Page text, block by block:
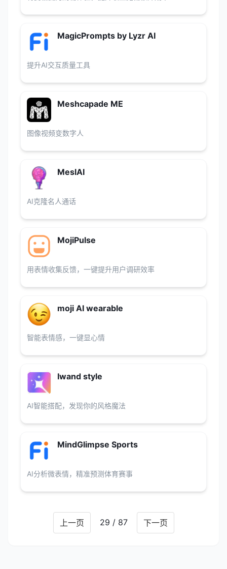
MagicPrompts by Lyzr AI
提升AI交互质量工具
Meshcapade ME
图像视频变数字人
MeslAI
AI克隆名人通话
MojiPulse
用表情收集反馈，一键提升用户调研效率
moji AI wearable
智能表情感，一键显心情
Iwand style
AI智能搭配，发现你的风格魔法
MindGlimpse Sports
AI分析微表情，精准预测体育赛事
上一页 29 / 87 下一页